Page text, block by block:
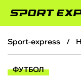
ФУТБОЛ
sport-express
ФУТБОЛ